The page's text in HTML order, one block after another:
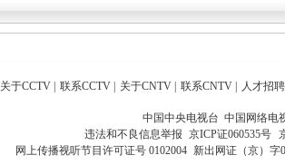
关于CCTV | 联系CCTV | 关于CNTV | 联系CNTV | 人才招聘
中国中央电视台 中国网络电
违法和不良信息举报 京ICP证060535号
网上传播视听节目许可证号 0102004 新出网证（京）